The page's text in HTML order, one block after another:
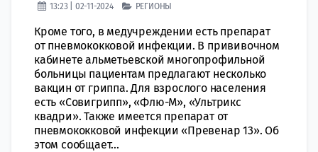
13:23 | 02-11-2024 РЕГИОНЫ
Кроме того, в медучреждении есть препарат
от пневмококковой инфекции. В прививочном
кабинете альметьевской многопрофильной
больницы пациентам предлагают несколько
вакцин от гриппа. Для взрослого населения
есть «Совигрипп», «Флю-М», «Ультрикс
квадри». Также имеется препарат от
пневмококковой инфекции «Превенар 13». Об
этом сообщает...